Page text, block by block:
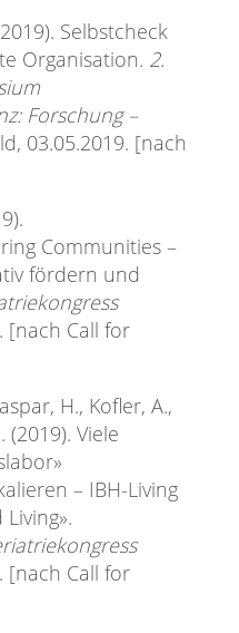
Selbstcheck
Organisation. 2.
Forschung –
03.05.2019. [nach
Communities –
fördern und
[nach Call for
H., Kofler, A.,
(2019). Viele
– IBH-Living
[nach Call for